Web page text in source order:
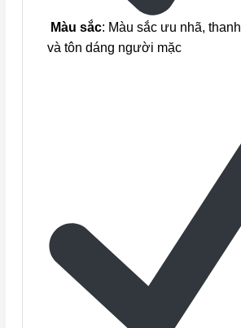
Màu sắc: Màu sắc ưu nhã,
và tôn dáng người mặc